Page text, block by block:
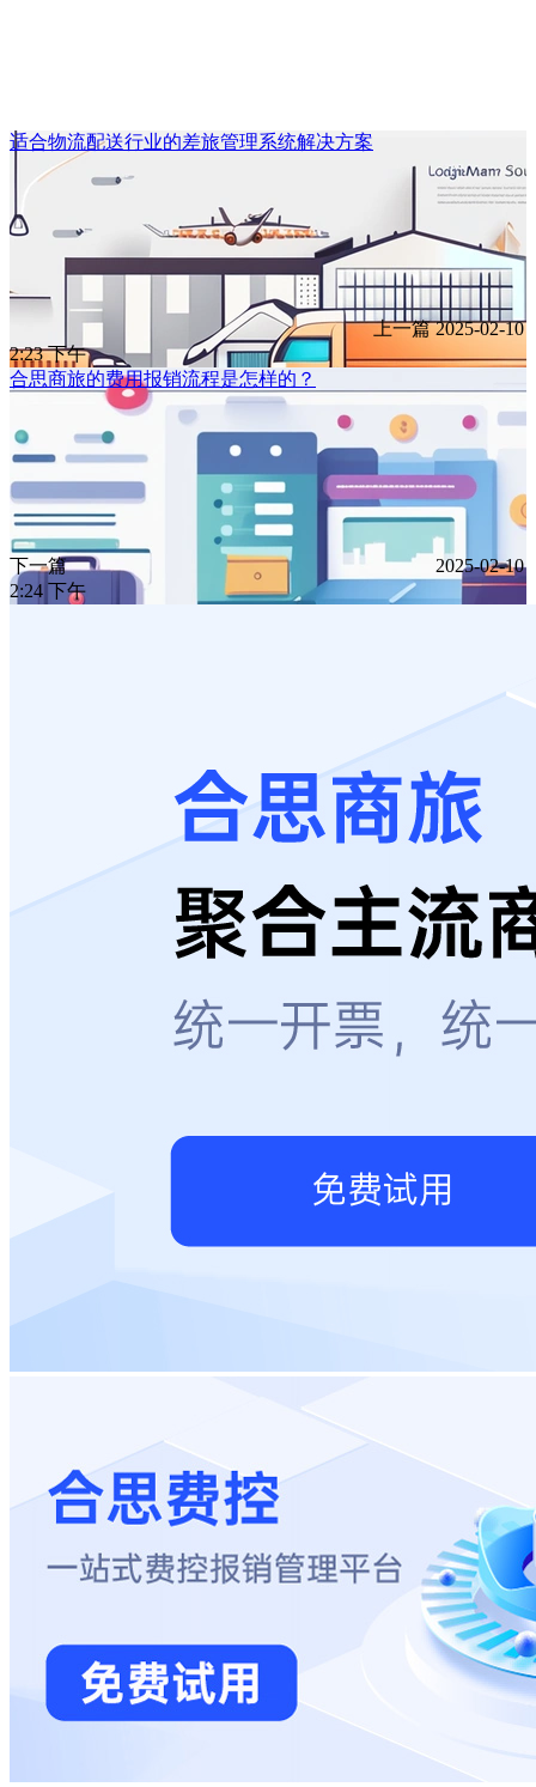
适合物流配送行业的差旅管理系统解决方案
上一篇 2025-02-10
2:23 下午
合思商旅的费用报销流程是怎样的？
下一篇
2025-02-10
2:24 下午